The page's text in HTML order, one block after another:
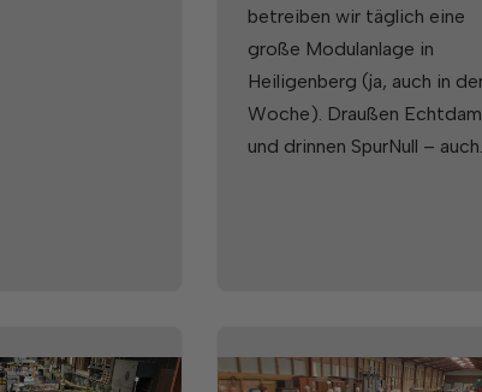
betreiben wir täglich eine
große Modulanlage in
Heiligenberg (ja, auch in
Woche). Draußen
und drinnen SpurNull – auch…